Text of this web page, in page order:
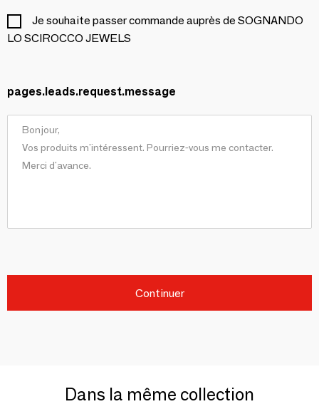
Je souhaite passer commande auprès de SOGNANDO
LO SCIROCCO JEWELS
pages.leads.request.message
Continuer
Dans la même collection